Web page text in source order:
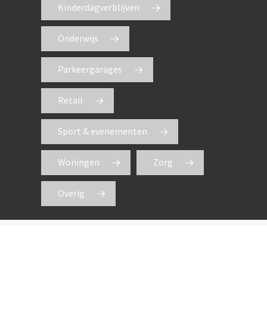
Kinderdagverblijven
Onderwijs
Parkeergarages
Retail
Sport & evenementen
Woningen Zorg
Overig